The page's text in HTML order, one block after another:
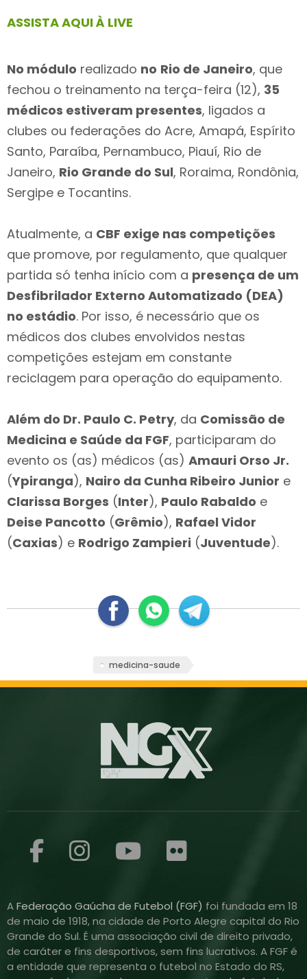
ASSISTA AQUI À LIVE
No módulo realizado no Rio de Janeiro, que
fechou o treinamento na terça-feira (12), 35
médicos estiveram presentes, ligados a
clubes ou federações do Acre, Amapá, Espírito
Santo, Paraíba, Pernambuco, Piauí, Rio de
Janeiro, Rio Grande do Sul, Roraima, Rondônia,
Sergipe e Tocantins.
Atualmente, a CBF exige nas competições
que promove, por regulamento, que qualquer
partida só tenha início com a presença de um
Desfibrilador Externo Automatizado (DEA)
no estádio. Por isso, é necessário que os
médicos dos clubes envolvidos nestas
competições estejam em constante
reciclagem para operação do equipamento.
Além do Dr. Paulo C. Petry, da Comissão de
Medicina e Saúde da FGF, participaram do
evento os (as) médicos (as) Amauri Orso Jr.
(Ypiranga), Nairo da Cunha Ribeiro Junior e
Clarissa Borges (Inter), Paulo Rabaldo e
Deise Pancotto (Grêmio), Rafael Vidor
(Caxias) e Rodrigo Zampieri (Juventude).
medicina-saude
AFederação Gaúcha de Futebol (FGF) foi fundada em 18
de maio de 1918, na cidade de Porto Alegre capital do Rio
Grande do Sul. É uma associação civil de direito privado,
de caráter e fins desportivos, sem fins lucrativos. A FGF é
a entidade que representa o futebol no Estado do RS,